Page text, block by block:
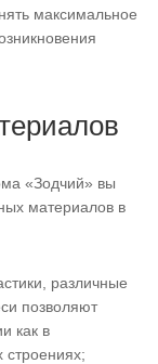
максимальное
«Зодчий» вы
материалов в
различные
позволяют
как в
строениях;